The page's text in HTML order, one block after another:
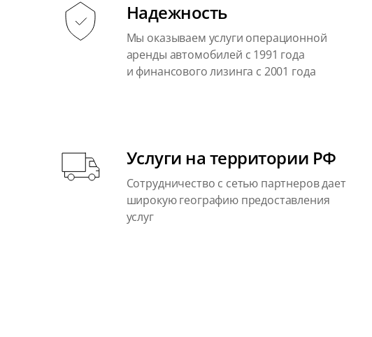
Надежность
Мы оказываем услуги операционной
аренды автомобилей с 1991 года
и финансового лизинга с 2001 года
Услуги на территории РФ
Сотрудничество с сетью партнеров дает
широкую географию предоставления
услуг